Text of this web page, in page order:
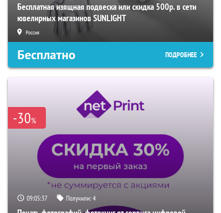
Бесплатная изящная подвеска или скидка 500р. в сети
ювелирных магазинов SUNLIGHT
Россия
Бесплатно ПОДРОБНЕЕ
-30%
09:05:36 Получили:4